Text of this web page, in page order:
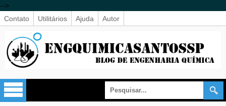
-->
Contato
Utilitários Ajuda Autor